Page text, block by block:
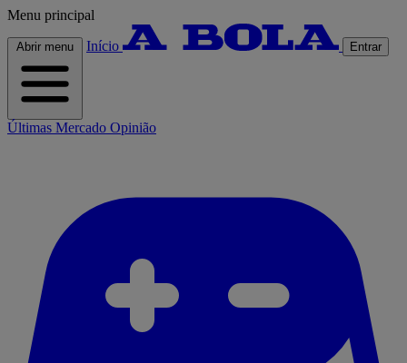
Menu principal
Abrir menu Início Entrar
Últimas Mercado Opinião